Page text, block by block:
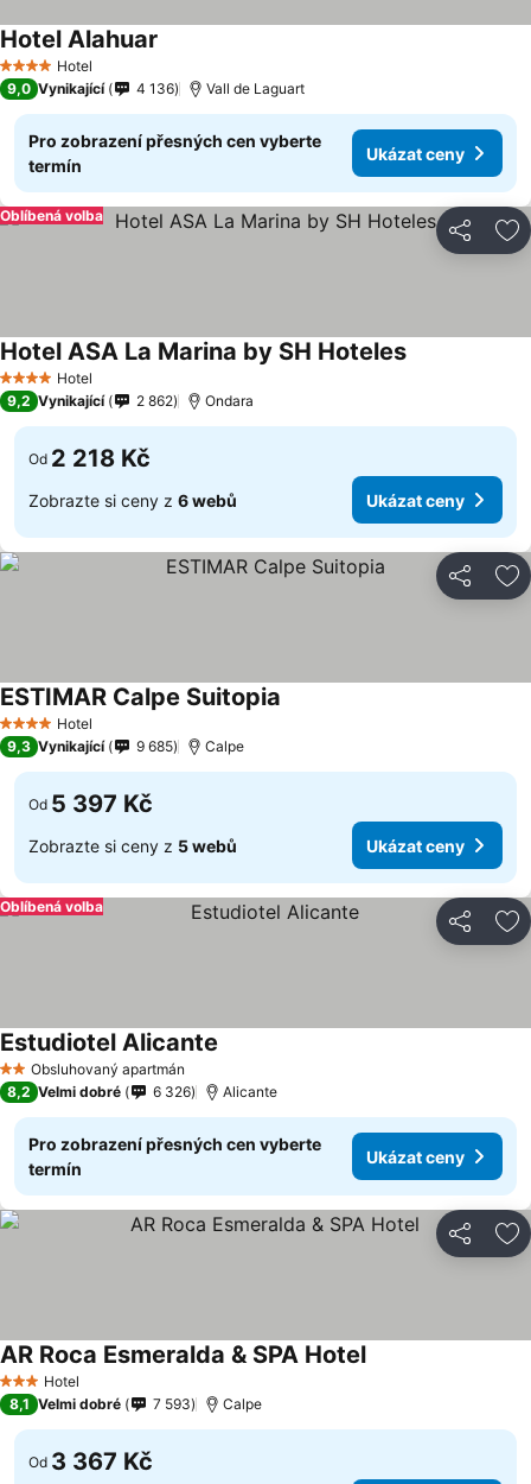
4 Počet hvězdiček
Hotel
Hotel Alahuar
9,0 Vynikající 4 136 Vall de Laguart
Pro zobrazení přesných cen vyberte
termín
Ukázat ceny
Sdílet
Oblíbená volba
4 Počet hvězdiček
Hotel
Hotel ASA La Marina by SH HotelesUkázat ceny
9,2 Vynikající 2 862 Ondara
Od 2 218 Kč
Zobrazte si ceny z 6 webů Ukázat ceny
Sdílet
4 Počet hvězdiček
Hotel
ESTIMAR Calpe Suitopia
9,3 Vynikající 9 685 Calpe
Od 5 397 Kč
Zobrazte si ceny z 5 webů Ukázat ceny
Sdílet
Oblíbená volba
2 Počet hvězdiček
Obsluhovaný apartmán
Estudiotel Alicante
8,2 Velmi dobré 6 326 Alicante
Pro zobrazení přesných cen vyberte
termín
Ukázat ceny
Sdílet
3 Počet hvězdiček
Hotel
AR Roca Esmeralda & SPA HotelUkázat ceny
8,1 Velmi dobré 7 593 Calpe
Od 3 367 Kč